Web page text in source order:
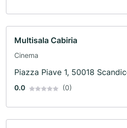
Multisala Cabiria
Cinema
Piazza Piave 1, 50018
0.0 (0)